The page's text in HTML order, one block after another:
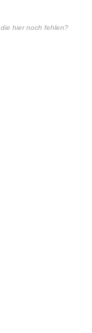
hier noch fehlen?